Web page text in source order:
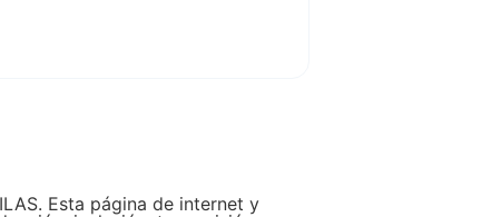
Esta página de internet y